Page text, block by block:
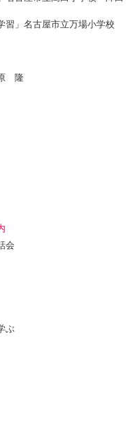
名古屋市立万場小学校
隆
会
ぶ